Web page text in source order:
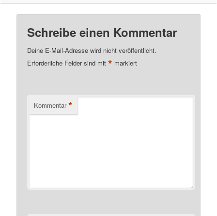
Schreibe einen Kommentar
Deine E-Mail-Adresse wird nicht veröffentlicht.
Erforderliche Felder sind mit* markiert
Kommentar *